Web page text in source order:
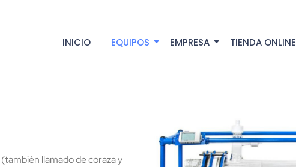
INICIO EQUIPOS EMPRESA TIENDA ONLINE
(también llamado de coraza y